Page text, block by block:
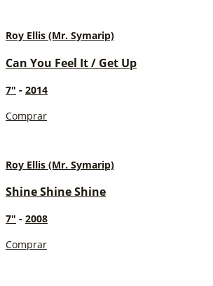
Roy Ellis (Mr. Symarip)
Can You Feel It / Get Up
7" - 2014
Comprar
Roy Ellis (Mr. Symarip)
Shine Shine Shine
7" - 2008
Comprar